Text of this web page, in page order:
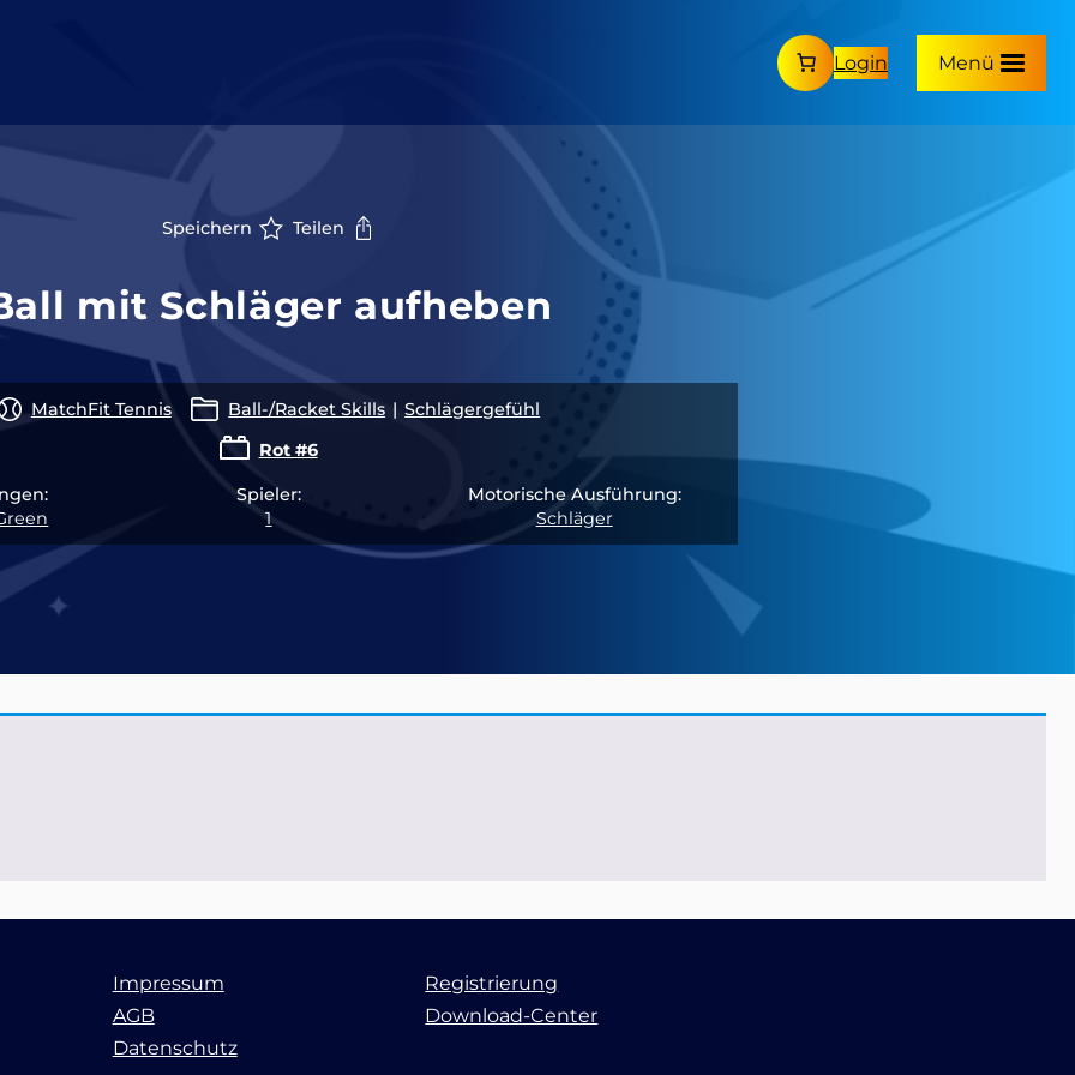
Login Menü
Speichern Teilen
mit Schläger aufheben
MatchFit Tennis Ball-/Racket Skills | Schlägergefühl
Rot #6
Spieler:
1
Motorische Ausführung:
Schläger
Impressum
AGB
Datenschutz
Registrierung
Download-Center